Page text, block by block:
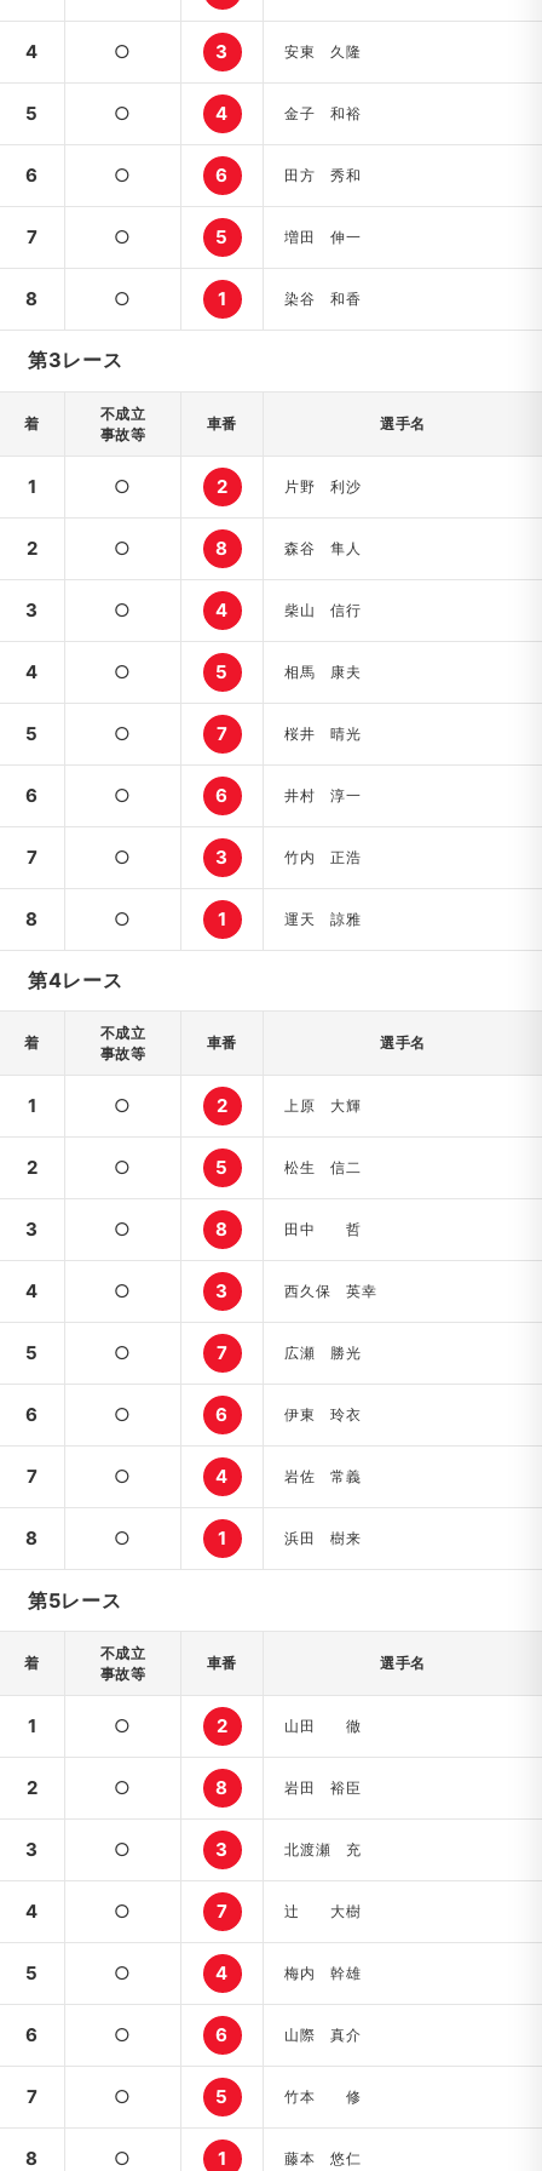
4 ○ 3 安東 久隆
5 ○ 4 金子 和裕
6 ○ 6 田方 秀和
7 ○ 5 増田 伸一
8 ○ 1 染谷 和香
第3レース
着
不成立
事故等
車番 選手名
1 ○ 2 片野 利沙
2 ○ 8 森谷 隼人
3 ○ 4 柴山 信行
4 ○ 5 相馬 康夫
5 ○ 7 桜井 晴光
6 ○ 6 井村 淳一
7 ○ 3 竹内 正浩
8 ○ 1 運天 諒雅
第4レース
着
不成立
事故等
車番 選手名
1 ○ 2 上原 大輝
2 ○ 5 松生 信二
3 ○ 8 田中 哲
4 ○ 3 西久保 英幸
5 ○ 7 広瀬 勝光
6 ○ 6 伊東 玲衣
7 ○ 4 岩佐 常義
8 ○ 1 浜田 樹来
第5レース
着
不成立
事故等
車番 選手名
1 ○ 2 山田 徹
2 ○ 8 岩田 裕臣
3 ○ 3 北渡瀬 充
4 ○ 7 辻 大樹
5 ○ 4 梅内 幹雄
6 ○ 6 山際 真介
7 ○ 5 竹本 修
8 ○ 1 藤本 悠仁